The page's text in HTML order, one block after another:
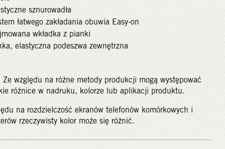
sznurowadła
łatwego zakładania obuwia Easy-on
wkładka z pianki
elastyczna podeszwa zewnętrzna
Ze względu na różne metody produkcji mogą występować
różnice w nadruku, kolorze lub aplikacji produktu.
na rozdzielczość ekranów telefonów komórkowych i
rzeczywisty kolor może się różnić.